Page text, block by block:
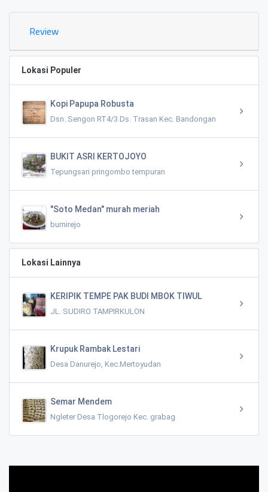
Review
Lokasi Populer
Kopi Papupa Robusta
Dsn. Sengon RT4/3 Ds. Trasan Kec. Bandongan
BUKIT ASRI KERTOJOYO
Tepungsari pringombo tempuran
"Soto Medan" murah meriah
bumirejo
Lokasi Lainnya
KERIPIK TEMPE PAK BUDI MBOK TIWUL
JL. SUDIRO TAMPIRKULON
Krupuk Rambak Lestari
Desa Danurejo, Kec.Mertoyudan
Semar Mendem
Ngleter Desa Tlogorejo Kec. grabag